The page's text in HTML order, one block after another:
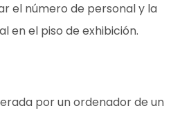
el número de personal y la
en el piso de exhibición.
por un ordenador de un